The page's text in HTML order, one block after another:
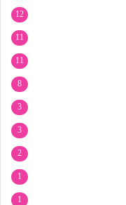
12
11
11
8
3
3
2
1
1